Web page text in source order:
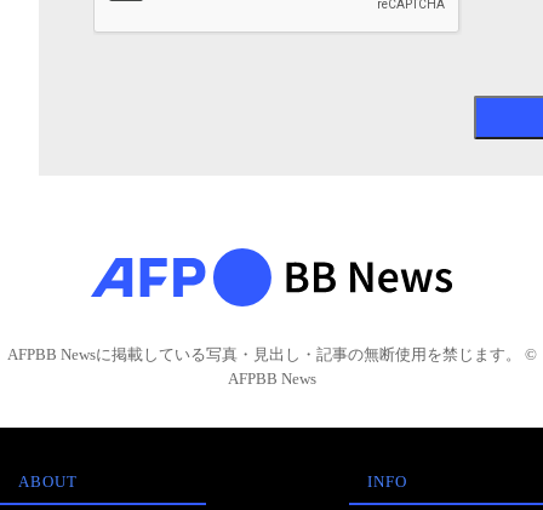
AFPBB Newsに掲載している写真・見出し・記事の無断使用を禁じます。 ©
AFPBB News
ABOUT INFO